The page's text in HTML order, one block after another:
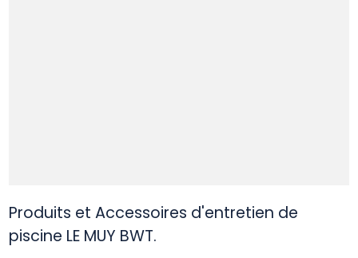
Produits et Accessoires d'entretien de
piscine LE MUY BWT.